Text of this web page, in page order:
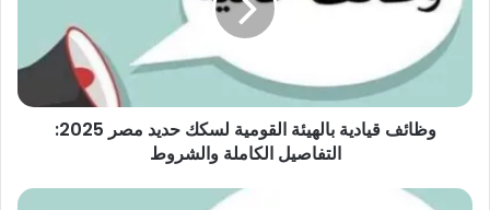
لسكك
حديد
التفاصيل
الكاملة
وظائف قيادية بالهيئة القومية لسكك حديد مصر 2025:
التفاصيل الكاملة والشروط
برواتب